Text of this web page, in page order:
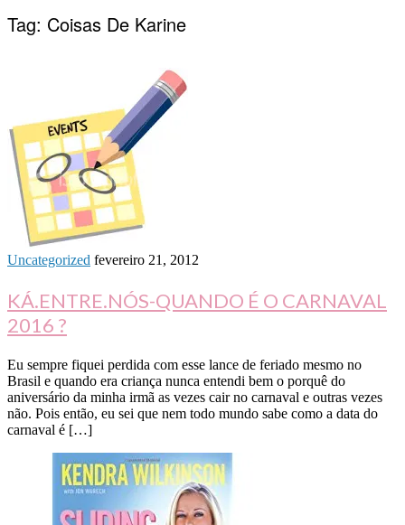
Tag: Coisas De Karine
Uncategorized fevereiro 21, 2012
KÁ.ENTRE.NÓS-QUANDO É O CARNAVAL
2016 ?
Eu sempre fiquei perdida com esse lance de feriado mesmo no
Brasil e quando era criança nunca entendi bem o porquê do
aniversário da minha irmã as vezes cair no carnaval e outras vezes
não. Pois então, eu sei que nem todo mundo sabe como a data do
carnaval é […]